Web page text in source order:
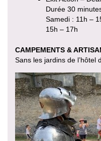
Durée 30
Samedi : 11h –
15h – 17h
CAMPEMENTS &
Sans les jardins de l’hôtel